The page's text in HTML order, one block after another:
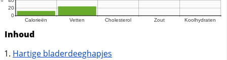
Inhoud
Hartige bladerdeeghapjes